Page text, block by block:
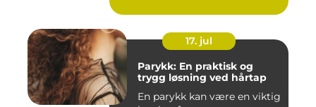
17. jul
Parykk: En praktisk og
trygg løsning ved hårtap
En parykk kan være en viktig